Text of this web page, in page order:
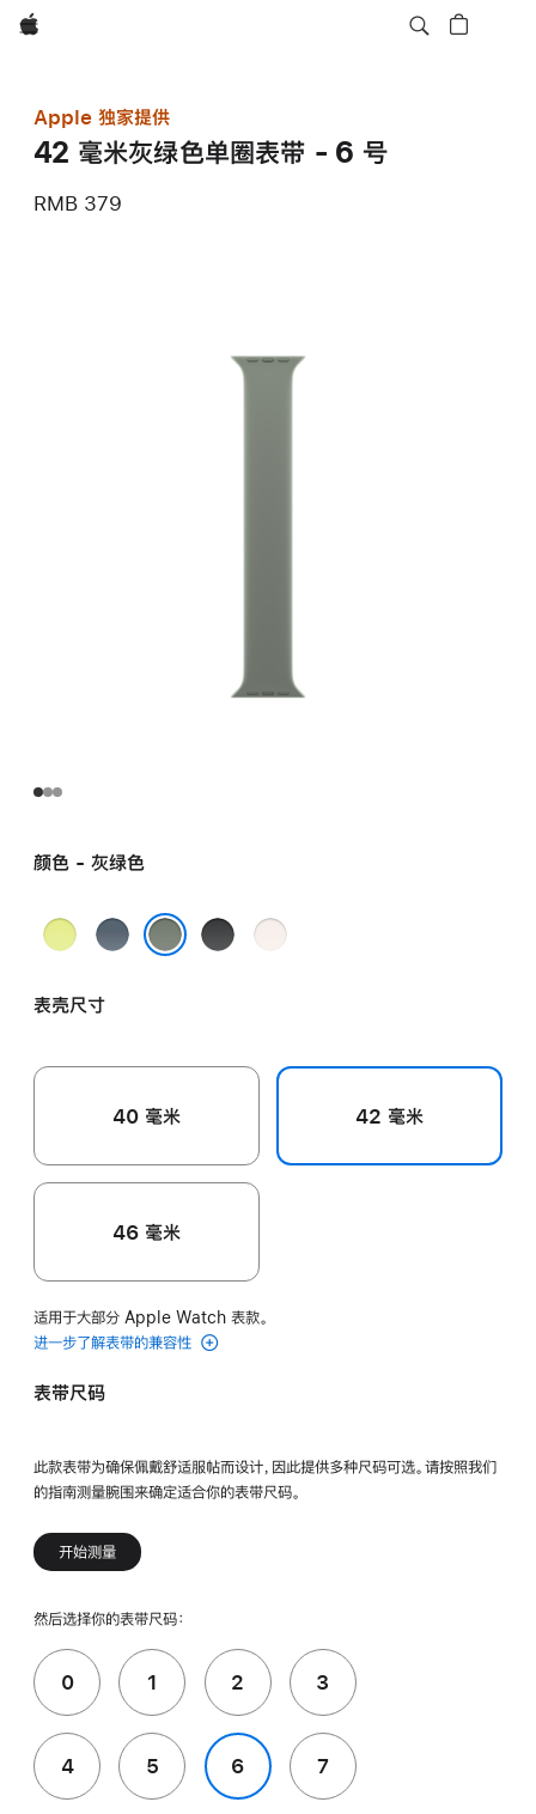
Apple
Apple 独家提供
42 毫米灰绿色单圈表带 - 6 号
RMB 379
颜色 - 灰绿色
霓
黄
铁
蓝
黑
淡
表壳尺寸
40 毫米 42 毫米
46 毫米
适用于大部分 Apple Watch 表款。
进一步了解表带的兼容性
表带尺码
此款表带为确保佩戴舒适服帖而设计，因此提供多种尺码可选。请按照我们
的指南测量腕围来确定适合你的表带尺码。
开始测量
然后选择你的表带尺码：
0 1 2 3
4 5 6 7